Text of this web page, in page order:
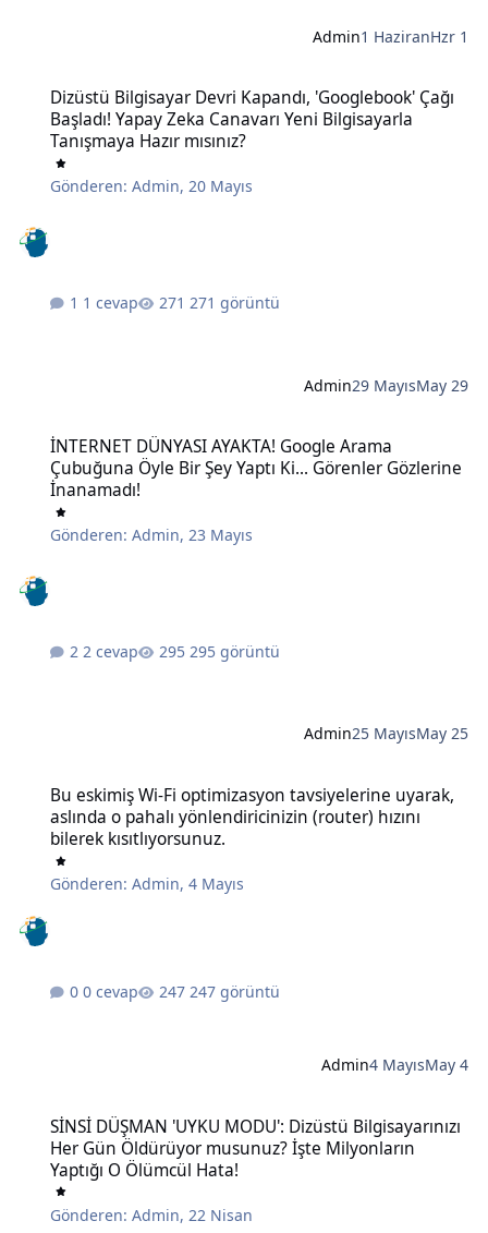
Admin1 HaziranHzr 1
Dizüstü Bilgisayar Devri Kapandı, 'Googlebook' Çağı
Başladı! Yapay Zeka Canavarı Yeni Bilgisayarla
Tanışmaya Hazır mısınız?
Gönderen:Admin,20 Mayıs
1 cevap 271 görüntü
Admin29 MayısMay 29
İNTERNET DÜNYASI AYAKTA! Google Arama
Çubuğuna Öyle Bir Şey Yaptı Ki... Görenler Gözlerine
İnanamadı!
Gönderen:Admin,23 Mayıs
2 cevap 295 görüntü
Admin25 MayısMay 25
Bu eskimiş Wi-Fi optimizasyon tavsiyelerine uyarak,
aslında o pahalı yönlendiricinizin (router) hızını
bilerek kısıtlıyorsunuz.
Gönderen:Admin,4 Mayıs
0 cevap 247 görüntü
Admin4 MayısMay 4
SİNSİ DÜŞMAN 'UYKU MODU': Dizüstü Bilgisayarınızı
Her Gün Öldürüyor musunuz? İşte Milyonların
Yaptığı O Ölümcül Hata!
Gönderen:Admin, 22 Nisan